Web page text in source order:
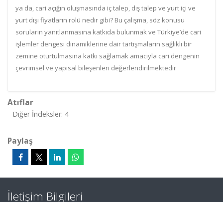
ya da, cari açığın oluşmasında iç talep, dış talep ve yurt içi ve
yurt dışı fiyatların rolü nedir gibi? Bu çalışma, söz konusu
soruların yanıtlanmasına katkıda bulunmak ve Türkiye’de cari
işlemler dengesi dinamiklerine dair tartışmaların sağlıklı bir
zemine oturtulmasına katkı sağlamak amacıyla cari dengenin
çevrimsel ve yapısal bileşenleri değerlendirilmektedir
Atıflar
Diğer İndeksler: 4
Paylaş
İletişim Bilgileri